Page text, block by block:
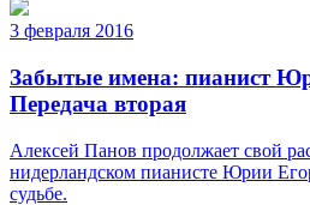
3 февраля 2016
Забытые имена: пианист
Передача вторая
Алексей Панов продолжает свой
нидерландском пианисте Юрии
судьбе.